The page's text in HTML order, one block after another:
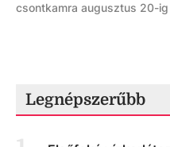
csontkamra augusztus 20-
Legnépszerűbb